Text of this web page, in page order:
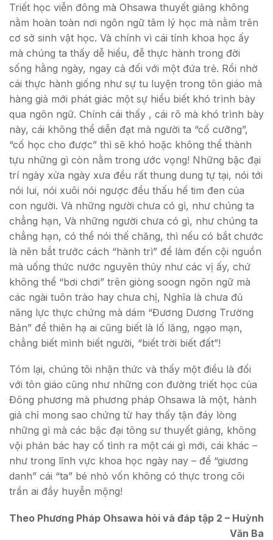
Triết học viễn đông mà Ohsawa thuyết giảng không
nằm hoàn toàn nơi ngôn ngữ tâm lý học mà nằm trên
cơ sở sinh vật học. Và chính vì cái tính khoa học ấy
mà chúng ta thấy dễ hiểu, đễ thực hành trong đời
sống hằng ngày, ngay cả đối với một đứa trẻ. Rồi nhờ
cái thực hành giống như sự tu luyện trong tôn giáo mà
hàng giả mới phát giác một sự hiểu biết khó trình bày
qua ngôn ngữ. Chính cái thấy , cái rõ mà khó trình bày
này, cái không thể diễn đạt mà người ta “cố cưỡng”,
“cố học cho được” thì sẽ khó hoặc không thể thành
tựu những gì còn nằm trong ước vọng! Những bậc đại
trí ngày xửa ngày xưa đều rất thung dung tự tại, nói tới
nói lui, nói xuôi nói ngược đều thấu hế tim đen của
con người. Và những người chưa có gì, như chúng ta
chẳng hạn, Và những người chưa có gì, như chúng ta
chẳng hạn, có thể nói thế chăng, thì nếu có bắt chước
là nên bắt trước cách “hành trì” để làm đến cội nguồn
mà uống thức nước nguyên thủy như các vị ấy, chứ
không thể “bơi chơi” trên giòng soogn ngôn ngữ mà
các ngài tuôn trào hay chưa chị, Nghĩa là chưa đủ
năng lực thực chứng mà dám “Đương Dương Trường
Bản” để thiên hạ ai cũng biết là lố lăng, ngạo mạn,
chẳng biết mình biết người, “biết trời biết đất”!
Tóm lại, chúng tôi nhận thức và thấy một điều là đối
với tôn giáo cũng như những con đường triết học của
Đông phương mà phương pháp Ohsawa là một, hành
giả chỉ mong sao chứng từ hay thấy tận đáy lòng
những gì mà các bậc đại tông sư thuyết giảng, không
vội phản bác hay cố tình ra một cái gì mới, cái khác –
như trong lĩnh vực khoa học ngày nay – để “giương
danh” cái “ta” bé nhỏ vốn không có thực trong cõi
trần ai đầy huyễn mộng!
Theo Phương Pháp Ohsawa hỏi và đáp tập 2 – Huỳnh
Văn Ba